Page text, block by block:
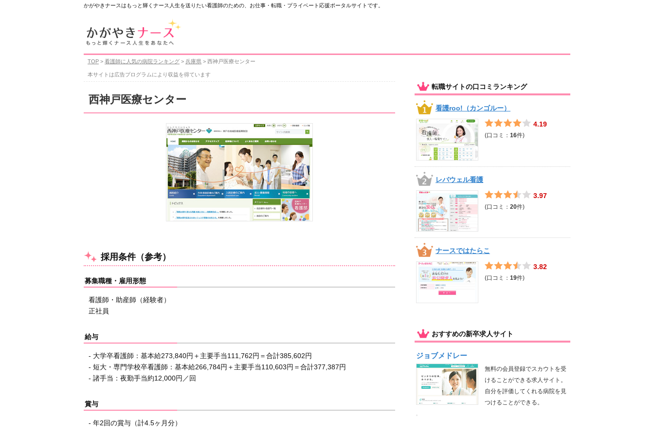
かがやきナースはもっと輝くナース人生を送りたい看護師のための、お仕事・転職・プライベート応援ポータルサイトです。
TOP > 看護師に人気の病院ランキング > 兵庫県 > 西神戸医療センター
本サイトは広告プログラムにより収益を得ています
西神戸医療センター
採用条件（参考）
募集職種・雇用形態
看護師・助産師（経験者）
正社員
給与
- 大学卒看護師：基本給273,840円＋主要手当111,762円＝合計385,602円
- 短大・専門学校卒看護師：基本給266,784円＋主要手当110,603円＝合計377,387円
- 諸手当：夜勤手当約12,000円／回
賞与
- 年2回の賞与（計4.5ヶ月分）
転職サイトの口コミランキング
看護roo!（カンゴルー）
4.19
(口コミ：16件)
レバウェル看護
3.97
(口コミ：20件)
ナースではたらこ
3.82
(口コミ：19件)
おすすめの新卒求人サイト
ジョブメドレー
無料の会員登録でスカウトを受
けることができる求人サイト。
自分を評価してくれる病院を見
つけることができる。